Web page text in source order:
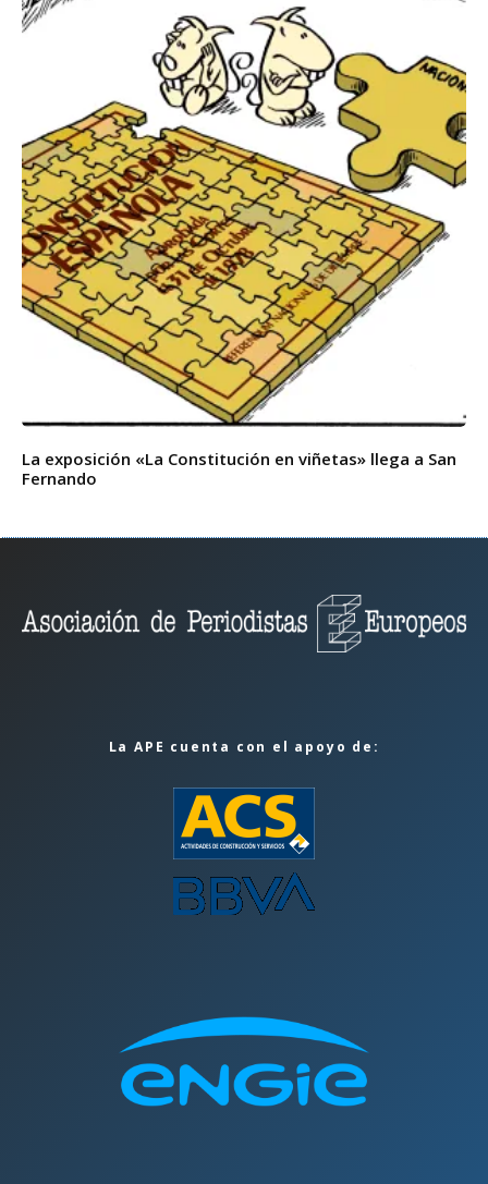
La exposición «La Constitución en viñetas» llega a San
Fernando
La APE cuenta con el apoyo de: